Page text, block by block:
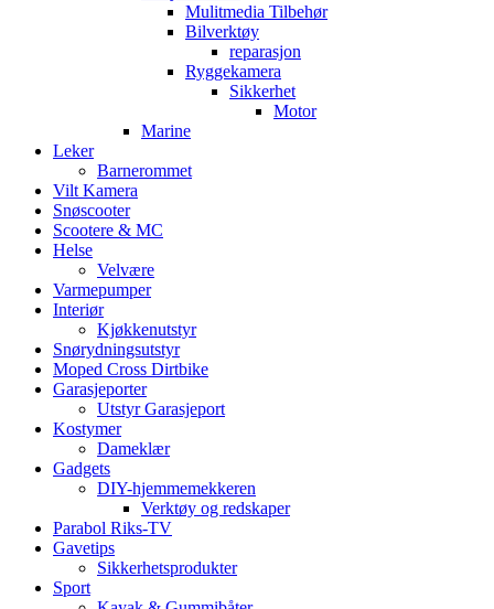
Mulitmedia Tilbehør
Bilverktøy
reparasjon
Ryggekamera
Sikkerhet
Motor
Marine
Leker
Barnerommet
Vilt Kamera
Snøscooter
Scootere & MC
Helse
Velvære
Varmepumper
Interiør
Kjøkkenutstyr
Snørydningsutstyr
Moped Cross Dirtbike
Garasjeporter
Utstyr Garasjeport
Kostymer
Dameklær
Gadgets
DIY-hjemmemekkeren
Verktøy og redskaper
Parabol Riks-TV
Gavetips
Sikkerhetsprodukter
Sport